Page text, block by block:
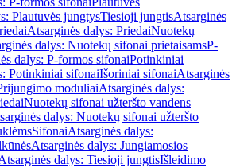
Plautuvės jungtysTiesioji jungtisAtsarginės
Atsarginės dalys: PriedaiNuotekų
dalys: Nuotekų sifonai prietaisamsP-
dalys: P-formos sifonaiPotinkiniai
Potinkiniai sifonaiIšoriniai sifonaiAtsarginės
moduliaiAtsarginės dalys:
Nuotekų sifonai užteršto vandens
dalys: Nuotekų sifonai užteršto
SifonaiAtsarginės dalys:
Atsarginės dalys: Jungiamosios
dalys: Tiesioji jungtisIšleidimo